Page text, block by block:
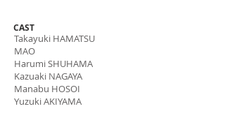
CAST
Takayuki HAMATSU
MAO
Harumi SHUHAMA
Kazuaki NAGAYA
Manabu HOSOI
Yuzuki AKIYAMA